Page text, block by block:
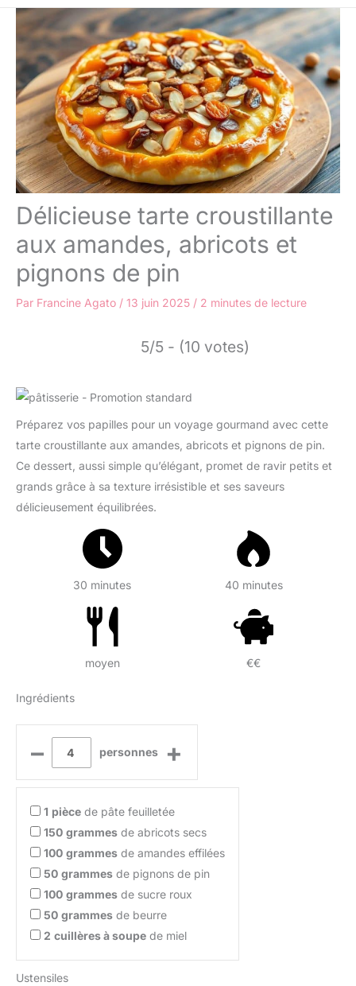
Délicieuse tarte croustillante
aux amandes, abricots et
pignons de pin
Par Francine Agato / 13 juin 2025 / 2 minutes de lecture
5/5 - (10 votes)
Préparez vos papilles pour un voyage gourmand avec cette
tarte croustillante aux amandes, abricots et pignons de pin.
Ce dessert, aussi simple qu’élégant, promet de ravir petits et
grands grâce à sa texture irrésistible et ses saveurs
délicieusement équilibrées.
30 minutes 40 minutes
moyen €€
Ingrédients
– personnes +
1 pièce de pâte feuilletée
150 grammes de abricots secs
100 grammes de amandes effilées
50 grammes de pignons de pin
100 grammes de sucre roux
50 grammes de beurre
2 cuillères à soupe de miel
Ustensiles